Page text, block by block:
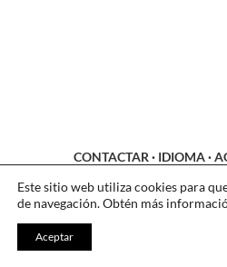
CONTACTAR · IDIOMA·
LEGAL·COOKIES·
Este sitio web utiliza cookies para
de navegación. Obtén más
Aceptar